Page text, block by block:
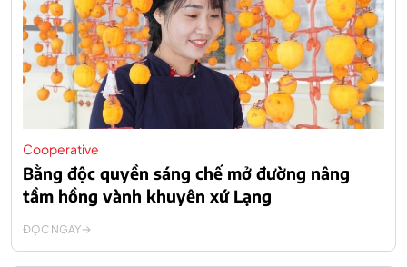
Cooperative
Bằng độc quyền sáng chế mở đường nâng
tầm hồng vành khuyên xứ Lạng
ĐỌC NGAY